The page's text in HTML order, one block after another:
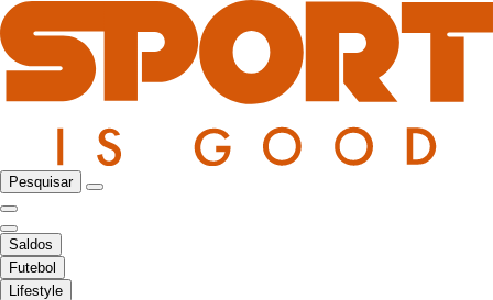
Pesquisar
Saldos
Futebol
Lifestyle